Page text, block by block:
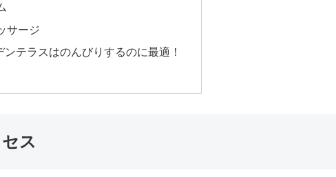
サージ
ンテラスはのんびりするのに最適！
ス